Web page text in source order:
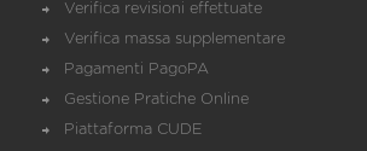
Verifica revisioni effettuate
Verifica massa supplementare
Pagamenti PagoPA
Gestione Pratiche Online
Piattaforma CUDE